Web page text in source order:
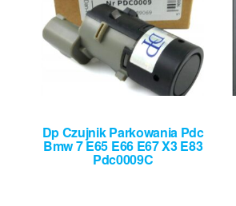
Dp Czujnik Parkowania Pdc
Bmw 7 E65 E66 E67 X3 E83
Pdc0009C